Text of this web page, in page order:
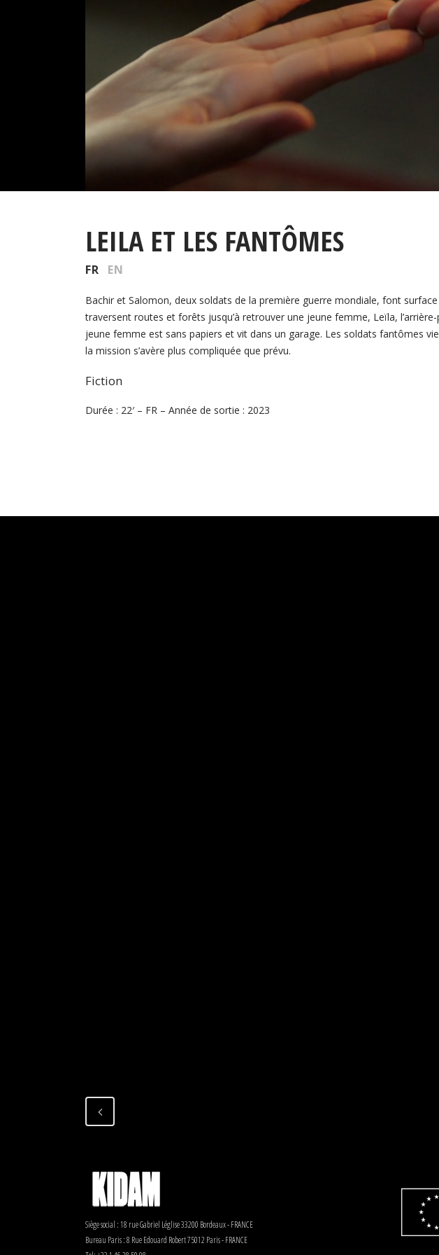
LEILA ET LES FANTÔMES
FR EN
Bachir et Salomon, deux soldats de la première guerre mondiale, font
traversent routes et forêts jusqu’à retrouver une jeune femme, Leïla,
jeune femme est sans papiers et vit dans un garage. Les soldats fantômes
la mission s’avère plus compliquée que prévu.
Fiction
Durée : 22′ – FR – Année de sortie : 2023
Siège social : 18 rue Gabriel Léglise 33200 Bordeaux - FRANCE
Bureau Paris : 8 Rue Edouard Robert 75012 Paris - FRANCE